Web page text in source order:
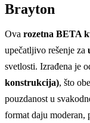
Brayton
Ova rozetna BETA
upečatljivo rešenje za
svetlosti. Izrađena je
konstrukcija), što
pouzdanost u
format daju moderan,